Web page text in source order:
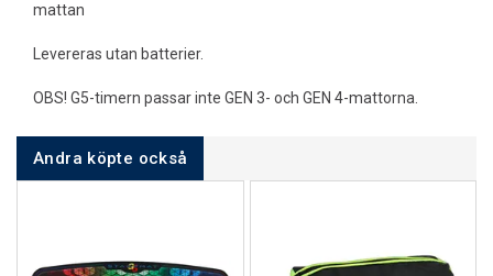
mattan
Levereras utan batterier.
OBS! G5-timern passar inte GEN 3- och GEN 4-mattorna.
Andra köpte också